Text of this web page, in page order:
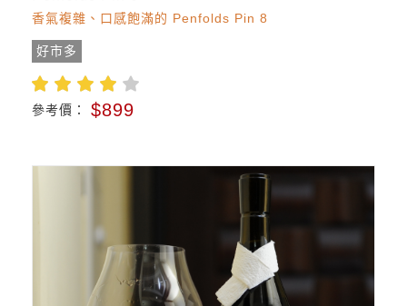
香氣複雜、口感飽滿的 Penfolds Pin 8
好市多
參考價： $899